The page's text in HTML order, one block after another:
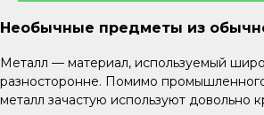
Необычные предметы из
Металл — материал, используемый
разносторонне. Помимо
металл зачастую используют довольно